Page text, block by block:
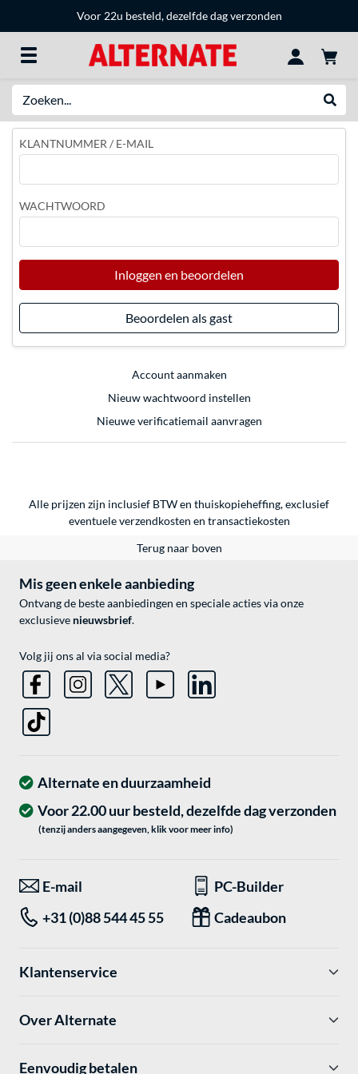
Voor 22u besteld, dezelfde dag verzonden
KLANTNUMMER / E-MAIL
WACHTWOORD
Inloggen en beoordelen
Beoordelen als gast
Account aanmaken
Nieuw wachtwoord instellen
Nieuwe verificatiemail aanvragen
Alle prijzen zijn inclusief BTW en thuiskopieheffing, exclusief
eventueleverzendkosten en transactiekosten
Terug naar boven
Mis geen enkele aanbieding
Ontvang de beste aanbiedingen en speciale acties via onze
exclusieve nieuwsbrief.
Volg jij ons al via social media?
Alternate en duurzaamheid
Voor 22.00 uur besteld, dezelfde dag verzonden
(tenzij anders aangegeven, klik voor meer info)
E-mail
PC-Builder
+31 (0)88 544 45 55
Cadeaubon
Klantenservice
Over Alternate
Eenvoudig betalen